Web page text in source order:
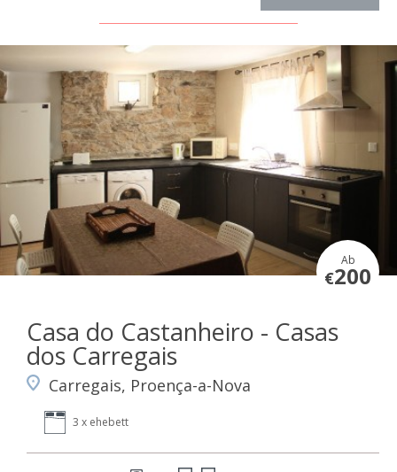
Ab
€200
Casa do Castanheiro - Casas
dos Carregais
Carregais, Proença-a-Nova
3 x ehebett